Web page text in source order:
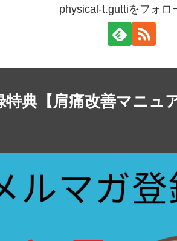
physical-t.guttiをフォロ
特典【肩痛改善マニュ